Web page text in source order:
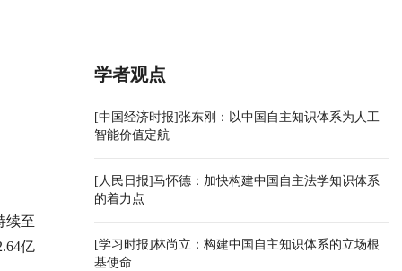
续至
亿
学者观点
[中国经济时报]张东刚：以中国自主知识体系为人工
智能价值定航
[人民日报]马怀德：加快构建中国自主法学知识体系
的着力点
[学习时报]林尚立：构建中国自主知识体系的立场根
基使命